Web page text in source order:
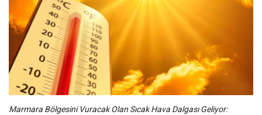
Marmara Bölgesini Vuracak Olan Sıcak Hava Dalgası Geliyor: